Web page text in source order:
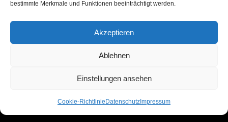
bestimmte Merkmale und Funktionen beeinträchtigt werden.
Akzeptieren
Ablehnen
Einstellungen ansehen
Cookie-Richtlinie Datenschutz Impressum
AGB Impressum